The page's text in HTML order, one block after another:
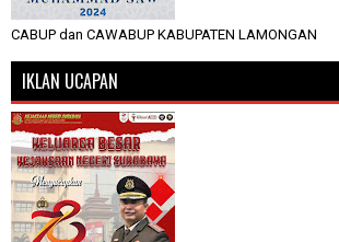
CABUP dan CAWABUP KABUPATEN LAMONGAN
IKLAN UCAPAN